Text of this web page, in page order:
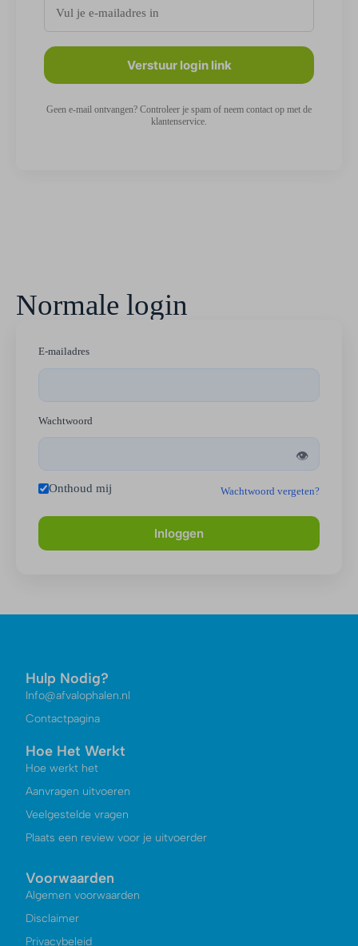
Verstuur login link
Geen e-mail ontvangen? Controleer je spam of neem contact op met de
klantenservice.
Normale login
E-mailadres
Wachtwoord
👁
Onthoud mij Wachtwoord vergeten?
Inloggen
Hulp Nodig?
Info@afvalophalen.nl
Contactpagina
Hoe Het Werkt
Hoe werkt het
Aanvragen uitvoeren
Veelgestelde vragen
Plaats een review voor je uitvoerder
Voorwaarden
Algemen voorwaarden
Disclaimer
Privacybeleid